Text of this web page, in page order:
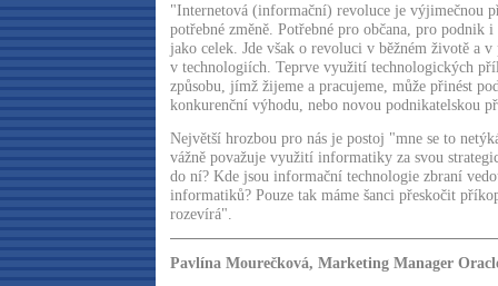
"Internetová (informační) revoluce je výjimečnou
potřebné změně. Potřebné pro občana, pro podnik
jako celek. Jde však o revoluci v běžném životě a
v technologiích. Teprve využití technologických
způsobu, jímž žijeme a pracujeme, může přinést
konkurenční výhodu, nebo novou podnikatelskou
Největší hrozbou pro nás je postoj "mne se to
vážně považuje využití informatiky za svou
do ní? Kde jsou informační technologie zbraní
informatiků? Pouze tak máme šanci přeskočit
rozevírá".
Pavlína Mourečková, Marketing Manager